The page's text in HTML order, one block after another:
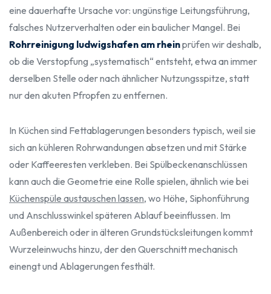
eine dauerhafte Ursache vor: ungünstige Leitungsführung,
falsches Nutzerverhalten oder ein baulicher Mangel. Bei
Rohrreinigung ludwigshafen am rheinprüfen wir deshalb,
ob die Verstopfung „systematisch“ entsteht, etwa an immer
derselben Stelle oder nach ähnlicher Nutzungsspitze, statt
nur den akuten Pfropfen zu entfernen.
In Küchen sind Fettablagerungen besonders typisch, weil sie
sich an kühleren Rohrwandungen absetzen und mit Stärke
oder Kaffeeresten verkleben. Bei Spülbeckenanschlüssen
kann auch die Geometrie eine Rolle spielen, ähnlich wie bei
Küchenspüle austauschen lassen, wo Höhe, Siphonführung
und Anschlusswinkel späteren Ablauf beeinflussen. Im
Außenbereich oder in älteren Grundstücksleitungen kommt
Wurzeleinwuchs hinzu, der den Querschnitt mechanisch
einengt und Ablagerungen festhält.